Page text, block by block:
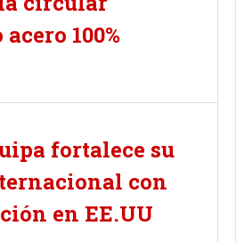
100%
fortalece su
con
en EE.UU